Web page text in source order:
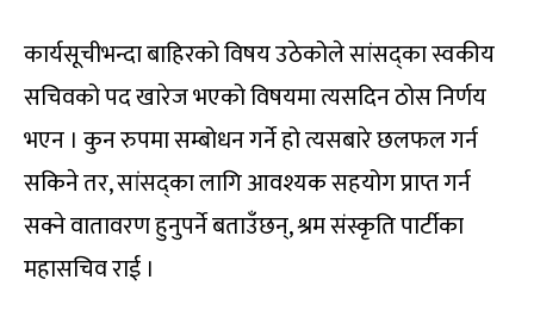
कार्यसूचीभन्दा बाहिरको विषय उठेकोले सांसद्का स्वकीय
सचिवको पद खारेज भएको विषयमा त्यसदिन ठोस निर्णय
भएन । कुन रुपमा सम्बोधन गर्ने हो त्यसबारे छलफल गर्न
सकिने तर, सांसद्का लागि आवश्यक सहयोग प्राप्त गर्न
सक्ने वातावरण हुनुपर्ने बताउँछन्, श्रम संस्कृति पार्टीका
महासचिव राई ।